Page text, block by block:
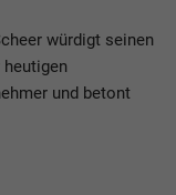
würdigt seinen
heutigen
und betont